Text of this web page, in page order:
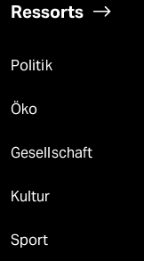
Ressorts
Politik
Öko
Gesellschaft
Kultur
Sport